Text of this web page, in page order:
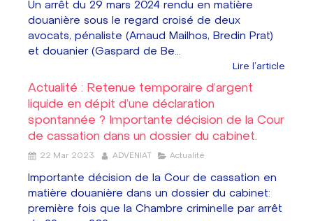
Un arrêt du 29 mars 2024 rendu en matière
douanière sous le regard croisé de deux
avocats, pénaliste (Arnaud Mailhos, Bredin Prat)
et douanier (Gaspard de Be...
Lire l'article
Actualité : Retenue temporaire d’argent
liquide en dépit d’une déclaration
spontannée ? Importante décision de la Cour
de cassation dans un dossier du cabinet.
22 Mar 2023 ADVENIAT Actualité
Importante décision de la Cour de cassation en
matière douanière dans un dossier du cabinet:
première fois que la Chambre criminelle par arrêt